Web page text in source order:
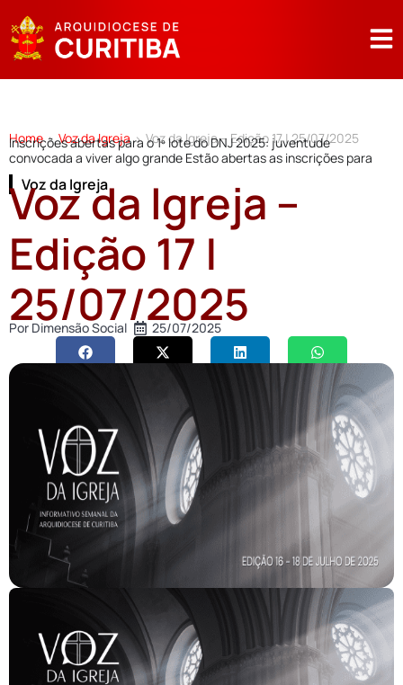
Home > Voz da Igreja > Voz da Igreja – Edição 17 | 25/07/2025
Inscrições abertas para o 1º lote do DNJ 2025: juventude
convocada a viver algo grande Estão abertas as inscrições para
Voz da Igreja
Voz da Igreja –
Edição 17 |
25/07/2025
Por Dimensão Social 25/07/2025